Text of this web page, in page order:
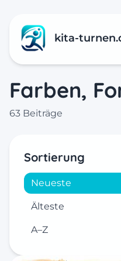
kita-
Farben,
63 Beiträge
Sortierung
Neueste
Älteste
A–Z